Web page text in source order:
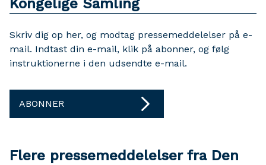
Kongelige Samling
Skriv dig op her, og modtag pressemeddelelser på e-
mail. Indtast din e-mail, klik på abonner, og følg
instruktionerne i den udsendte e-mail.
ABONNER
Flere pressemeddelelser fra Den